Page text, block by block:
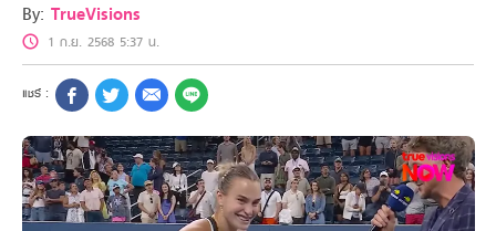
เคเบิลและจานดาวเทียม
สิทธิพิเศษ
สิทธิพิเศษลูกค้าทรูวิชั่นส์
Showtime
HoReCa
แพ็กเกจสำหรับผู้ประกอบการ
หาร้านร่วมรายการ
FAQs
By: TrueVisions
1 ก.ย. 2568 5:37 น.